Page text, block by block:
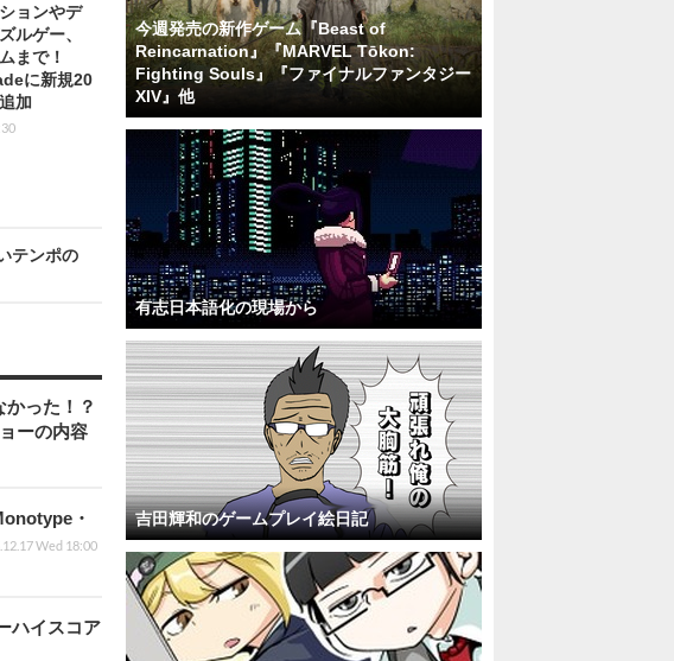
ョンやデ
ルゲー、
まで！
に新規20
加
テンポの
かった！？
ーの内容
・
Wed 18:00
ハイスコア
今週発売の新作ゲーム『Beast of
Reincarnation』『MARVEL Tōkon:
Fighting Souls』『ファイナルファンタジー
XIV』他
有志日本語化の現場から
吉田輝和のゲームプレイ絵日記